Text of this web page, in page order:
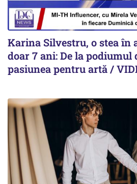
Karina Silvestru, o stea în
doar 7 ani: De la podiumul
pasiunea pentru artă /